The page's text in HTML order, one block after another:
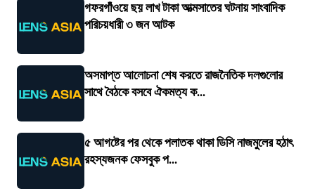
গফরগাঁওয়ে ছয় লাখ টাকা আত্মসাতের ঘটনায় সাংবাদিক
পরিচয়ধারী ৩ জন আটক
অসমাপ্ত আলোচনা শেষ করতে রাজনৈতিক দলগুলোর
সাথে বৈঠকে বসবে ঐকমত্য ক...
৫ আগষ্টের পর থেকে পলাতক থাকা ডিসি নাজমুলের হঠাৎ
রহস্যজনক ফেসবুক প...